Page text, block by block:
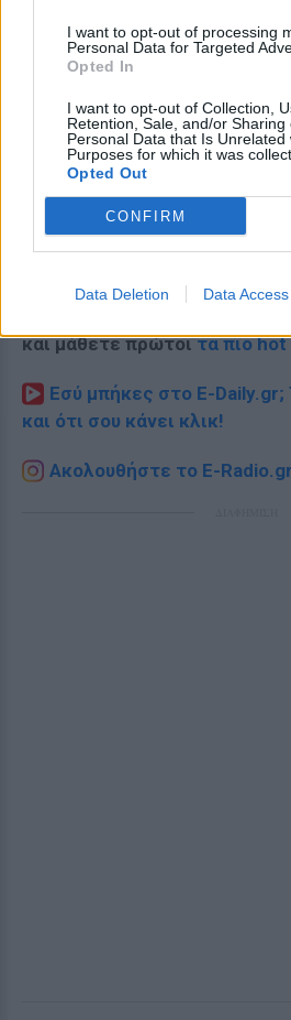
I want to opt-out of processing
Personal Data for Targeted
Opted In
I want to opt-out of Collection,
Retention, Sale, and/or Sharing
Personal Data that Is Unrelated
Purposes for which it was
Opted Out
CONFIRM
Data Deletion Data Access
και μάθετε πρώτοιτα πιο hot
Εσύ μπήκες στο E-Daily.gr;
και ότι σου κάνει κλικ!
Ακολουθήστε το E-